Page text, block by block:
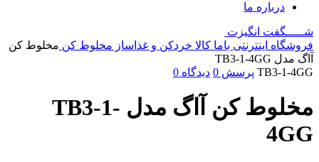
درباره ما
شـــــگفت انگیزت
فروشگاه اینترنتی باما کالا خردکن و غذاساز مخلوط کن مخلوط کن
آاگ مدل TB3-1-4GG
TB3-1-4GG پرسش 0 دیدگاه 0
مخلوط کن آاگ مدل TB3-1-
4GG